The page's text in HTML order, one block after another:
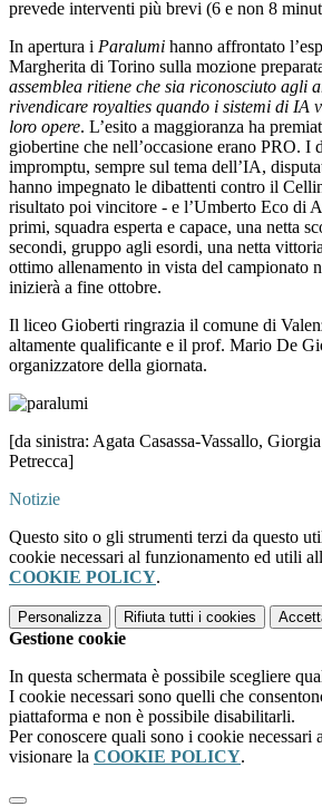
prevede interventi più brevi (6 e non 8
In apertura i Paralumi hanno affrontato
Margherita di Torino sulla mozione
assemblea ritiene che sia riconosciuto agli
rivendicare royalties quando i sistemi di IA
loro opere. L’esito a maggioranza ha
giobertine che nell’occasione erano PRO. I
impromptu, sempre sul tema dell’IA,
hanno impegnato le dibattenti contro il
risultato poi vincitore - e l’Umberto Eco di
primi, squadra esperta e capace, una netta
secondi, gruppo agli esordi, una netta
ottimo allenamento in vista del campionato
inizierà a fine ottobre.
Il liceo Gioberti ringrazia il comune di
altamente qualificante e il prof. Mario De
organizzatore della giornata.
[da sinistra: Agata Casassa-Vassallo,
Petrecca]
Notizie
Questo sito o gli strumenti terzi da questo
cookie necessari al funzionamento ed utili
COOKIE POLICY.
Personalizza Rifiuta tutti i cookies
Gestione cookie
In questa schermata è possibile scegliere
I cookie necessari sono quelli che
piattaforma e non è possibile disabilitarli.
Per conoscere quali sono i cookie necessari
visionare la COOKIE POLICY.